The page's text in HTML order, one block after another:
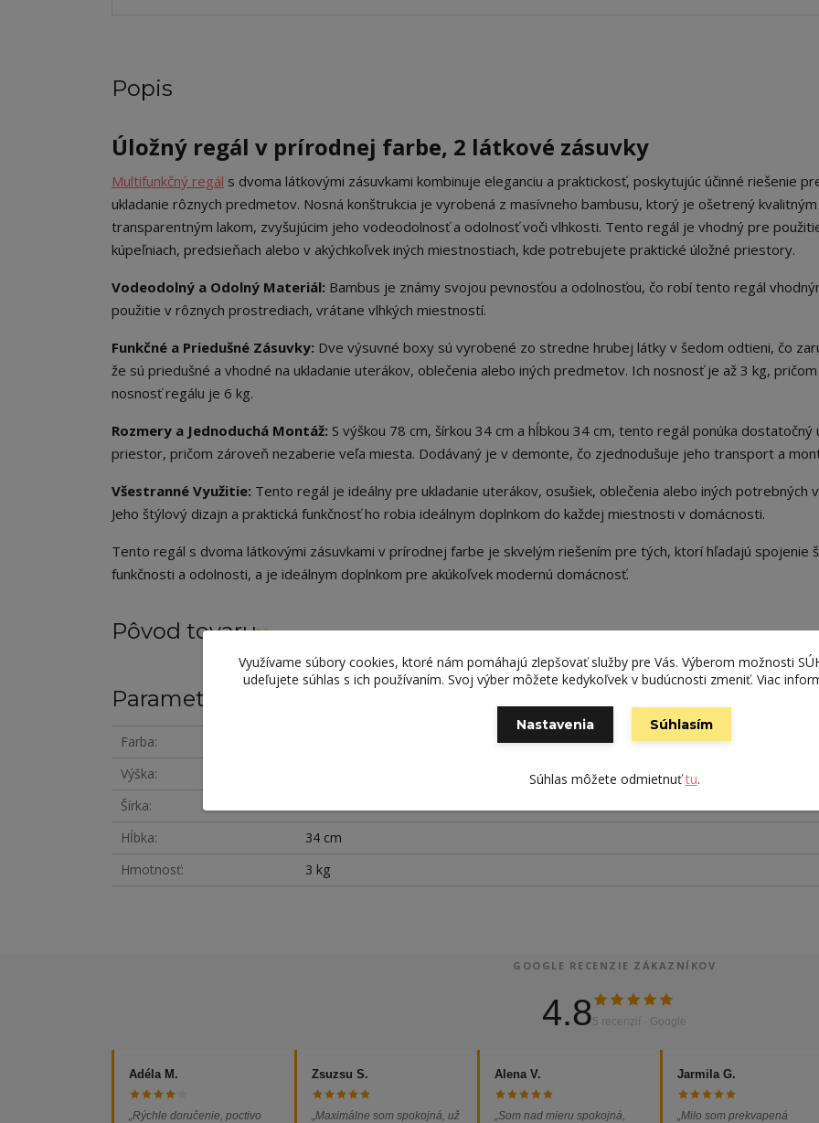
Popis
Úložný regál v prírodnej farbe, 2 látkové zásuvky
Multifunkčný regál s dvoma látkovými zásuvkami kombinuje eleganciu a praktickosť, poskytujúc účinné riešenie
ukladanie rôznych predmetov. Nosná konštrukcia je vyrobená z masívneho bambusu, ktorý je ošetrený kvalitným
transparentným lakom, zvyšujúcim jeho vodeodolnosť a odolnosť voči vlhkosti. Tento regál je vhodný pre
kúpeľniach, predsieňach alebo v akýchkoľvek iných miestnostiach, kde potrebujete praktické úložné priestory.
Vodeodolný a Odolný Materiál: Bambus je známy svojou pevnosťou a odolnosťou, čo robí tento regál
použitie v rôznych prostrediach, vrátane vlhkých miestností.
Funkčné a Priedušné Zásuvky: Dve výsuvné boxy sú vyrobené zo stredne hrubej látky v šedom odtieni, čo
že sú priedušné a vhodné na ukladanie uterákov, oblečenia alebo iných predmetov. Ich nosnosť je až 3 kg,
nosnosť regálu je 6 kg.
Rozmery a Jednoduchá Montáž: S výškou 78 cm, šírkou 34 cm a hĺbkou 34 cm, tento regál ponúka dostatočný
priestor, pričom zároveň nezaberie veľa miesta. Dodávaný je v demonte, čo zjednodušuje jeho transport a
Všestranné Využitie: Tento regál je ideálny pre ukladanie uterákov, osušiek, oblečenia alebo iných potrebných
Jeho štýlový dizajn a praktická funkčnosť ho robia ideálnym doplnkom do každej miestnosti v domácnosti.
Tento regál s dvoma látkovými zásuvkami v prírodnej farbe je skvelým riešením pre tých, ktorí hľadajú spojenie
funkčnosti a odolnosti, a je ideálnym doplnkom pre akúkoľvek modernú domácnosť.
Pôvod tovaru
Parametre
Farba
Výška
Šírka
Hĺbka
34 cm
Hmotnosť
3 kg
GOOGLE RECENZIE ZÁKAZNÍKOV
4.85 recenzií · Google
Adéla M.
„Rýchle doručenie, poctivo
Zsuzsu S.
„Maximálne som spokojná, už
Alena V.
„Som nad mieru spokojná,
Jarmila G.
„Milo som prekvapená
Využívame súbory cookies, ktoré nám pomáhajú zlepšovať služby pre Vás. Výberom možnosti
udeľujete súhlas s ich používaním. Svoj výber môžete kedykoľvek v budúcnosti zmeniť. Viac
Nastavenia Súhlasím
Súhlas môžete odmietnuťtu.